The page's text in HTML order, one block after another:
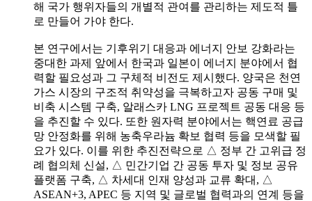
해 국가 행위자들의 개별적 관여를 관리하는 제도적 틀
로 만들어 가야 한다.
본 연구에서는 기후위기 대응과 에너지 안보 강화라는
중대한 과제 앞에서 한국과 일본이 에너지 분야에서 협
력할 필요성과 그 구체적 비전도 제시했다. 양국은 천연
가스 시장의 구조적 취약성을 극복하고자 공동 구매 및
비축 시스템 구축, 알래스카 LNG 프로젝트 공동 대응 등
을 추진할 수 있다. 또한 원자력 분야에서는 핵연료 공급
망 안정화를 위해 농축우라늄 확보 협력 등을 모색할 필
요가 있다. 이를 위한 추진전략으로 △ 정부 간 고위급 정
례 협의체 신설, △ 민간기업 간 공동 투자 및 정보 공유
플랫폼 구축, △ 차세대 인재 양성과 교류 확대, △
ASEAN+3, APEC 등 지역 및 글로벌 협력과의 연계 등을